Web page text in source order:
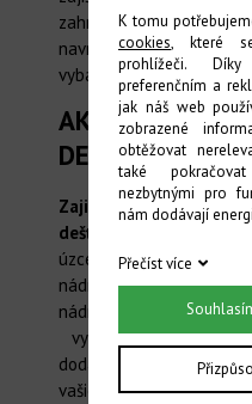
zahradou souvisí i
navrhujeme a
vybavení.
AKUMULAČNÍ
DEŠŤOVÁ VODA
Zajišťujeme dodávky
dešťovými vodami -
úzce souvisí se
nádrží TITAN AQUA
nádrže jsme z celé
vyhodnotili jako
dodávaný na český
vašich požadavků,
K tomu
cookies, které
prohlížeči.
preferenčním a
jak náš web
zobrazené
obtěžovat
také
nezbytnými pro
nám dodávají
Přečíst více